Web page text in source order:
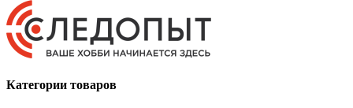
Категории товаров